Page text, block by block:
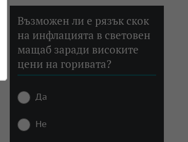
Възможен ли е рязък скок
на инфлацията в световен
мащаб заради високите
цени на горивата?
Да
Не